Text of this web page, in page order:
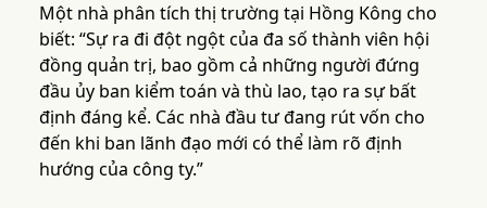
Một nhà phân tích thị trường tại Hồng Kông cho
biết: “Sự ra đi đột ngột của đa số thành viên hội
đồng quản trị, bao gồm cả những người đứng
đầu ủy ban kiểm toán và thù lao, tạo ra sự bất
định đáng kể. Các nhà đầu tư đang rút vốn cho
đến khi ban lãnh đạo mới có thể làm rõ định
hướng của công ty.”